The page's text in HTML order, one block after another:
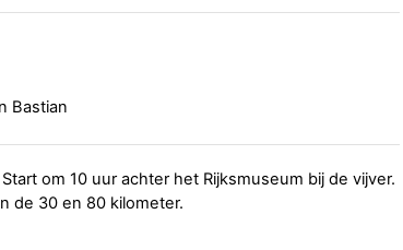
Bastian
om 10 uur achter het Rijksmuseum bij de vijver.
de 30 en 80 kilometer.